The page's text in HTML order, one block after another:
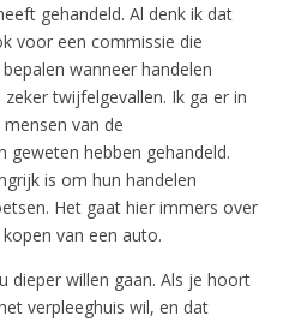
gehandeld. Al denk ik dat
voor een commissie die
wanneer handelen
twijfelgevallen. Ik ga er in
van de
geweten hebben gehandeld.
is om hun handelen
Het gaat hier immers over
van een auto.
dieper willen gaan. Als je hoort
verpleeghuis wil, en dat